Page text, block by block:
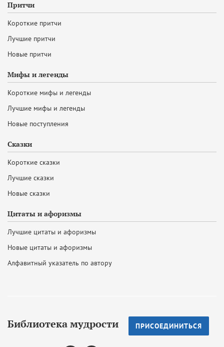
Притчи
Короткие притчи
Лучшие притчи
Новые притчи
Мифы и легенды
Короткие мифы и легенды
Лучшие мифы и легенды
Новые поступления
Сказки
Короткие сказки
Лучшие сказки
Новые сказки
Цитаты и афоризмы
Лучшие цитаты и афоризмы
Новые цитаты и афоризмы
Алфавитный указатель по автору
Библиотека мудрости ПРИСОЕДИНИТЬСЯ